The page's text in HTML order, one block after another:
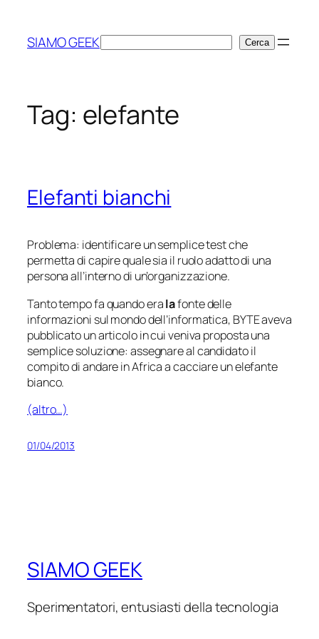
contenuto
SIAMO GEEKCerca Cerca
Tag: elefante
Elefanti bianchi
Problema: identificare un semplice test che
permetta di capire quale sia il ruolo adatto di una
persona all’interno di un’organizzazione.
Tanto tempo fa quando eralafonte delle
informazioni sul mondo dell’informatica, BYTE aveva
pubblicato un articolo in cui veniva proposta una
semplice soluzione: assegnare al candidato il
compito di andare in Africa a cacciare un elefante
bianco.
(altro…)
01/04/2013
SIAMO GEEK
Sperimentatori, entusiasti della tecnologia